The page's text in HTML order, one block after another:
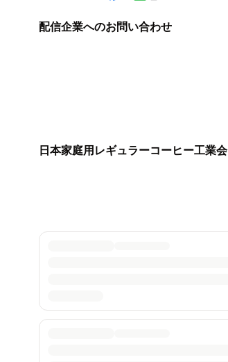
配信企業へのお問い合わせ
日本家庭用レギュラーコーヒー工業会